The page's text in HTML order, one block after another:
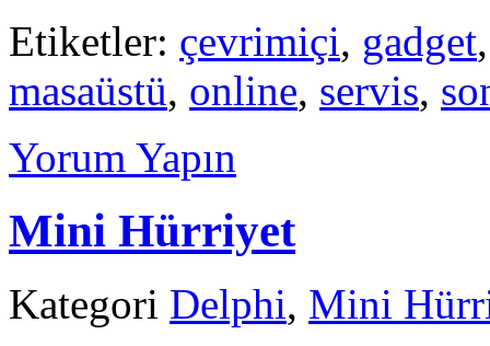
Etiketler: çevrimiçi, gadget
masaüstü, online, servis,
Yorum Yapın
Mini Hürriyet
Kategori Delphi, Mini